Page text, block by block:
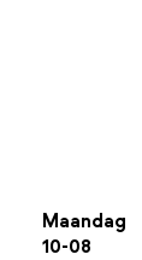
Maandag
10-08